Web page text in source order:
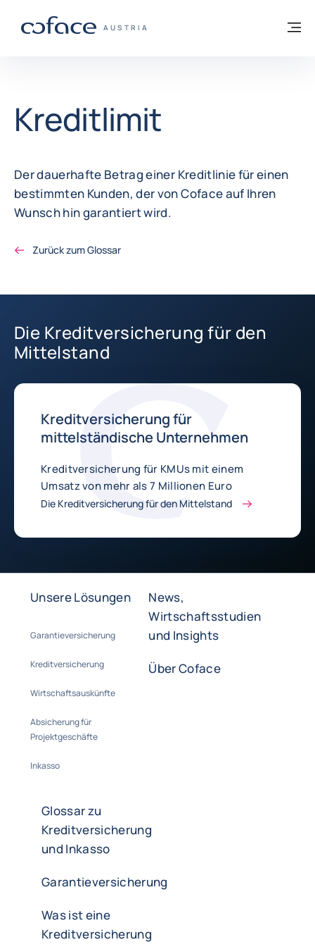
COFACE FOR TRADE - WEBSEITE DER
AUSTRIA
Zurück zur Startseite
Kreditlimit
Der dauerhafte Betrag einer Kreditlinie für einen
bestimmten Kunden, der von Coface auf Ihren
Wunsch hin garantiert wird.
Zurück zum Glossar
Die Kreditversicherung für den
Mittelstand
Kreditversicherung für
mittelständische Unternehmen
Kreditversicherung für KMUs mit einem
Umsatz von mehr als 7 Millionen Euro
Die Kreditversicherung für den Mittelstand
Unsere Lösungen
Garantieversicherung
Kreditversicherung
Wirtschaftsauskünfte
Absicherung für
Projektgeschäfte
Inkasso
News,
Wirtschaftsstudien
und Insights
Über Coface
Glossar zu
Kreditversicherung
und Inkasso
Garantieversicherung
Was ist eine
Kreditversicherung